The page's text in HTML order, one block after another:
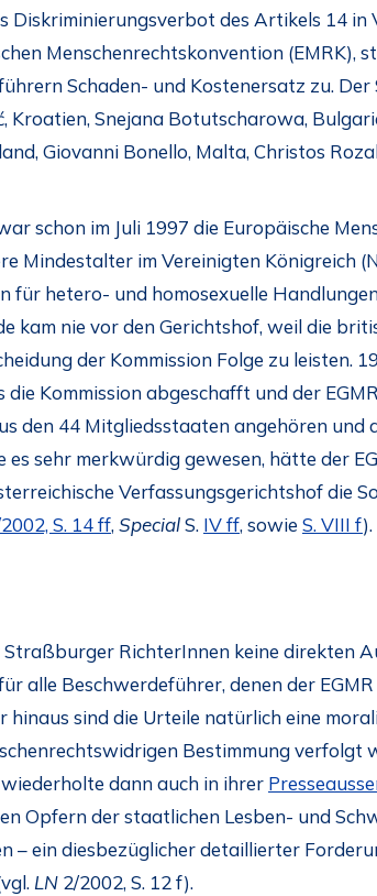
Diskriminierungsverbot des Artikels 14
Menschenrechtskonvention (EMRK),
Schaden- und Kostenersatz zu.
Kroatien, Snejana Botutscharowa,
Giovanni Bonello, Malta, Christos
schon im Juli 1997 die Europäische
Mindestalter im Vereinigten Königreich
hetero- und homosexuelle
kam nie vor den Gerichtshof, weil die
der Kommission Folge zu leisten.
Kommission abgeschafft und der
den 44 Mitgliedsstaaten angehören und
sehr merkwürdig gewesen, hätte der
Verfassungsgerichtshof die
S. 14 ff, SpecialS. IV ff, sowie S. VIII f).
RichterInnen keine direkten
alle Beschwerdeführer, denen der
sind die Urteile natürlich eine
Bestimmung verfolgt
dann auch in ihrer
Opfern der staatlichen Lesben- und
– ein diesbezüglicher detaillierter
LN 2/2002, S. 12 f).